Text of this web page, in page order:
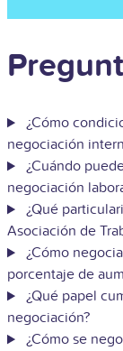
¿Cómo
negociación
¿Cuándo
negociación
¿Qué
Asociación de
¿Cómo
porcentaje de
¿Qué papel
negociación?
¿Cómo se